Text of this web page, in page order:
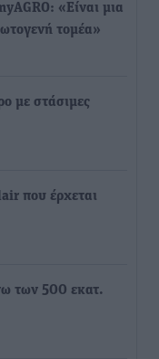
«Είναι μια
τομέα»
με στάσιμες
που έρχεται
των 500 εκατ.